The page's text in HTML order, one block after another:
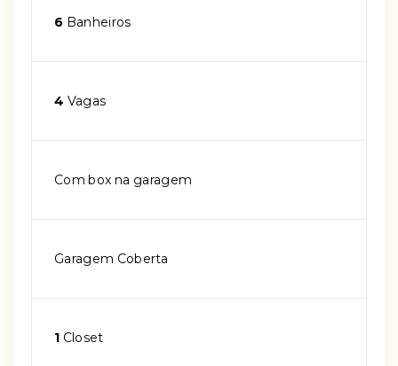
6 Banheiros
4 Vagas
Com box na garagem
Garagem Coberta
1 Closet